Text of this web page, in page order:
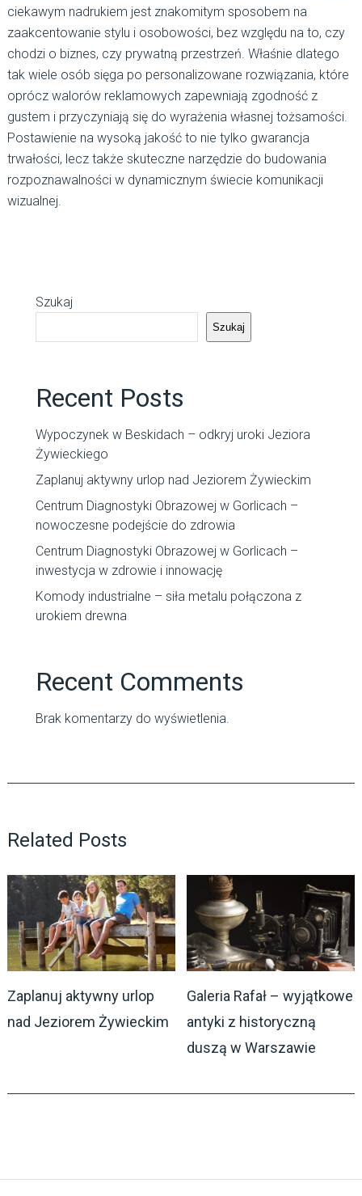
ciekawym nadrukiem jest znakomitym sposobem na
zaakcentowanie stylu i osobowości, bez względu na to, czy
chodzi o biznes, czy prywatną przestrzeń. Właśnie dlatego
tak wiele osób sięga po personalizowane rozwiązania, które
oprócz walorów reklamowych zapewniają zgodność z
gustem i przyczyniają się do wyrażenia własnej tożsamości.
Postawienie na wysoką jakość to nie tylko gwarancja
trwałości, lecz także skuteczne narzędzie do budowania
rozpoznawalności w dynamicznym świecie komunikacji
wizualnej.
Szukaj
Szukaj
Recent Posts
Wypoczynek w Beskidach – odkryj uroki Jeziora
Żywieckiego
Zaplanuj aktywny urlop nad Jeziorem Żywieckim
Centrum Diagnostyki Obrazowej w Gorlicach –
nowoczesne podejście do zdrowia
Centrum Diagnostyki Obrazowej w Gorlicach –
inwestycja w zdrowie i innowację
Komody industrialne – siła metalu połączona z
urokiem drewna
Recent Comments
Brak komentarzy do wyświetlenia.
Related Posts
Zaplanuj aktywny urlop
nad Jeziorem Żywieckim
Galeria Rafał – wyjątkowe
antyki z historyczną
duszą w Warszawie